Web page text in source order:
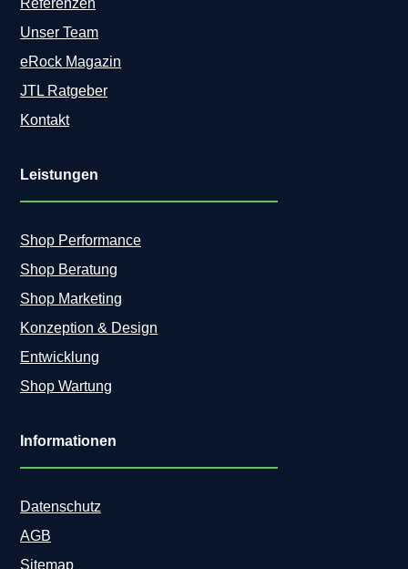
Referenzen
Unser Team
eRock Magazin
JTL Ratgeber
Kontakt
Leistungen
Shop Performance
Shop Beratung
Shop Marketing
Konzeption & Design
Entwicklung
Shop Wartung
Informationen
Datenschutz
AGB
Sitemap